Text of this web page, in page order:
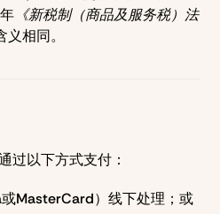
《新税制（商品及服务税）法
相同。
过以下方式支付：
MasterCard）线下处理；或